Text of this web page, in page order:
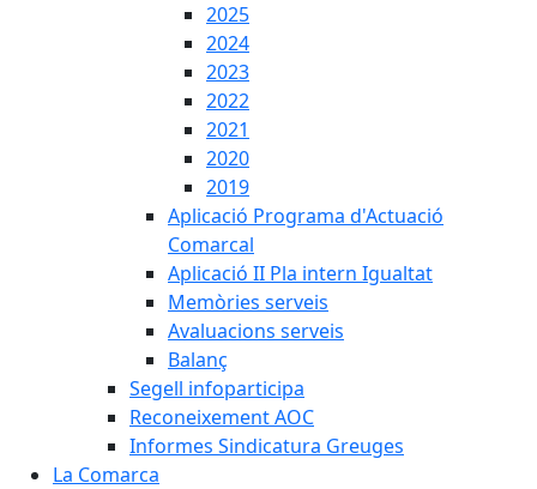
2025
2024
2023
2022
2021
2020
2019
Aplicació Programa d'Actuació
Comarcal
Aplicació II Pla intern Igualtat
Memòries serveis
Avaluacions serveis
Balanç
Segell infoparticipa
Reconeixement AOC
Informes Sindicatura Greuges
La Comarca